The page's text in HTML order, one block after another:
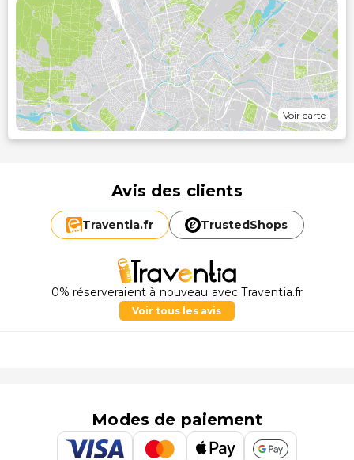
Voir carte
Avis des clients
Traventia.fr TrustedShops
0% réserveraient à nouveau avec Traventia.fr
Voir tous les avis
Modes de paiement